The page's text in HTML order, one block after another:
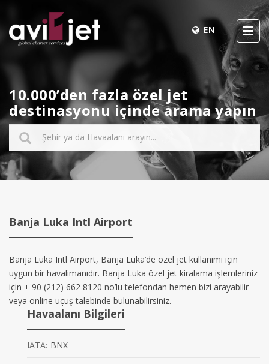
EN
10.000’den fazla özel jet
destinasyonu içinde arama yapın
Banja Luka Intl Airport
Banja Luka Intl Airport, Banja Luka’de özel jet kullanımı için
uygun bir havalimanıdır. Banja Luka özel jet kiralama işlemleriniz
için + 90 (212) 662 8120 no’lu telefondan hemen bizi arayabilir
veya online uçuş talebinde bulunabilirsiniz.
Havaalanı Bilgileri
IATA: BNX